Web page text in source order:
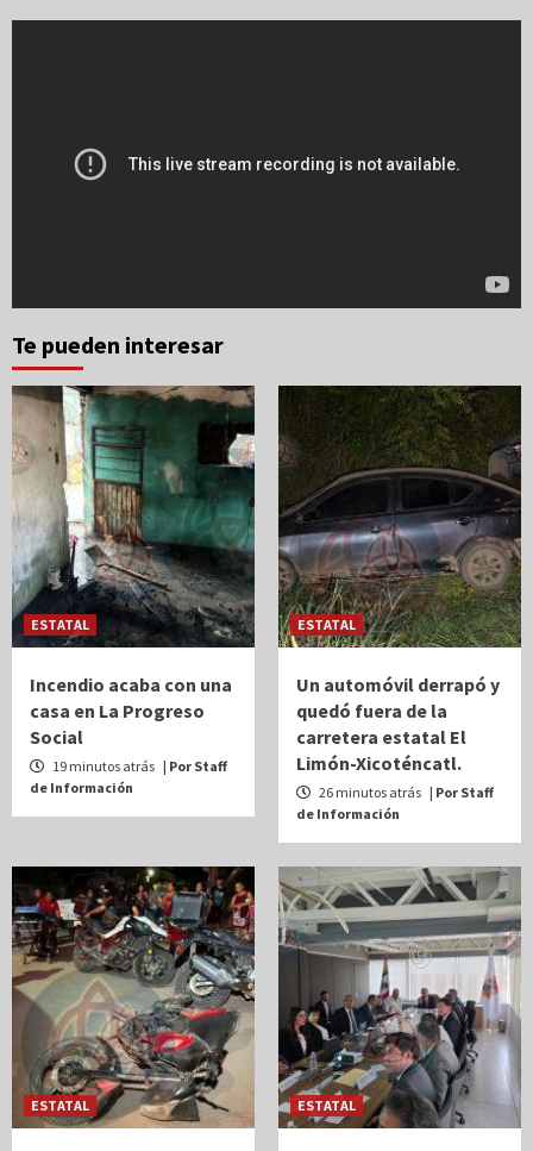
Te pueden interesar
ESTATAL
Incendio acaba con una
casa en La Progreso
Social
19 minutos atrás | Por Staff
de Información
ESTATAL
Un automóvil derrapó y
quedó fuera de la
carretera estatal El
Limón-Xicoténcatl.
26 minutos atrás | Por Staff
de Información
ESTATAL ESTATAL